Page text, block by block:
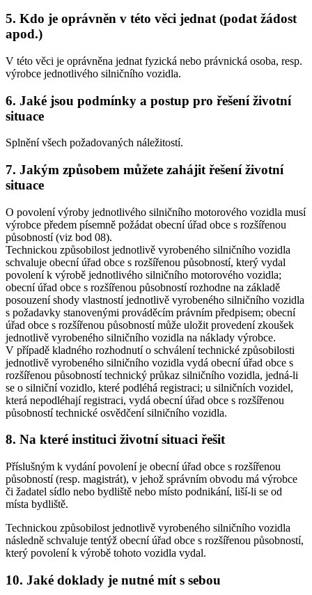
5. Kdo je oprávněn v této věci jednat (podat žádost
apod.)
V této věci je oprávněna jednat fyzická nebo právnická osoba, resp.
výrobce jednotlivého silničního vozidla.
6. Jaké jsou podmínky a postup pro řešení životní
situace
Splnění všech požadovaných náležitostí.
7. Jakým způsobem můžete zahájit řešení životní
situace
O povolení výroby jednotlivého silničního motorového vozidla musí
výrobce předem písemně požádat obecní úřad obce s rozšířenou
působností (viz bod 08).
Technickou způsobilost jednotlivě vyrobeného silničního vozidla
schvaluje obecní úřad obce s rozšířenou působností, který vydal
povolení k výrobě jednotlivého silničního motorového vozidla;
obecní úřad obce s rozšířenou působností rozhodne na základě
posouzení shody vlastností jednotlivě vyrobeného silničního vozidla
s požadavky stanovenými prováděcím právním předpisem; obecní
úřad obce s rozšířenou působností může uložit provedení zkoušek
jednotlivě vyrobeného silničního vozidla na náklady výrobce.
V případě kladného rozhodnutí o schválení technické způsobilosti
jednotlivě vyrobeného silničního vozidla vydá obecní úřad obce s
rozšířenou působností technický průkaz silničního vozidla, jedná-li
se o silniční vozidlo, které podléhá registraci; u silničních vozidel,
která nepodléhají registraci, vydá obecní úřad obce s rozšířenou
působností technické osvědčení silničního vozidla.
8. Na které instituci životní situaci řešit
Příslušným k vydání povolení je obecní úřad obce s rozšířenou
působností (resp. magistrát), v jehož správním obvodu má výrobce
či žadatel sídlo nebo bydliště nebo místo podnikání, liší-li se od
místa bydliště.
Technickou způsobilost jednotlivě vyrobeného silničního vozidla
následně schvaluje tentýž obecní úřad obce s rozšířenou působností,
který povolení k výrobě tohoto vozidla vydal.
10. Jaké doklady je nutné mít s sebou